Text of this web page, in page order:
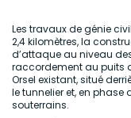
Les travaux de génie
2,4 kilomètres, la
d’attaque au niveau
raccordement au puits
Orsel existant, situé
le tunnelier et, en phase
souterrains.